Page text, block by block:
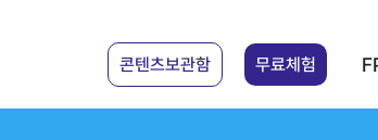
콘텐츠보관함 무료체험